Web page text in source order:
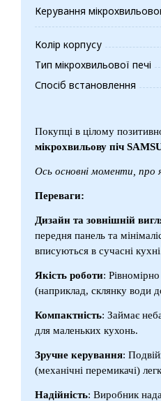
Керування
Колір корпусу
Тип мікрохвильової печі
Спосіб встановлення
Покупці в цілому
мікрохвильову піч
Ось основні моменти, про
Переваги:
Дизайн та зовнішній
передня панель та
вписуються в сучасні
Якість роботи:
(наприклад, склянку води
Компактність: Займає
для маленьких кухонь.
Зручне керування:
(механічні перемикачі)
Надійність: Виробник